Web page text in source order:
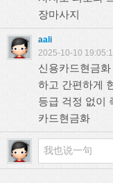
장마사지
aali
2025-10-10
신용카드현금
하고 간편하게
등급 걱정 없
카드현금화